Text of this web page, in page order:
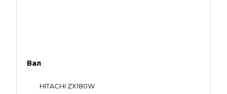
Вал
HITACHI ZX180W